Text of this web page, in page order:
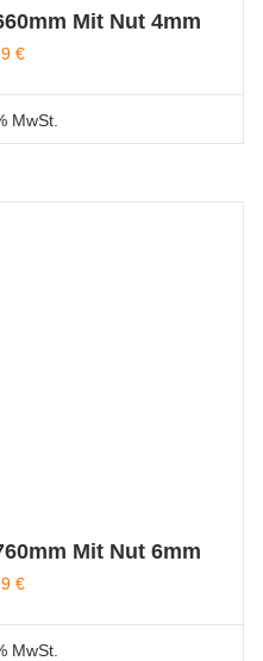
Mit Nut 4mm
€
MwSt.
Mit Nut 6mm
€
MwSt.